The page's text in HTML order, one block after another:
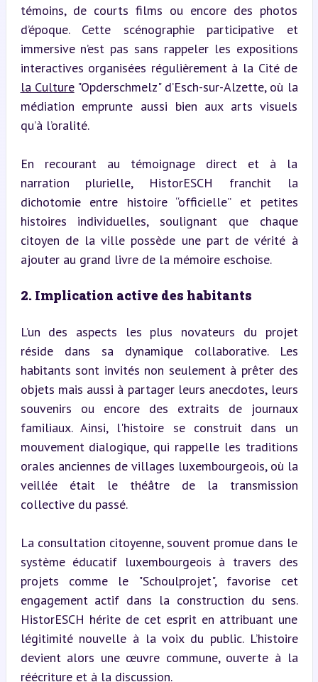
témoins, de courts films ou encore des photos
d’époque. Cette scénographie participative et
immersive n’est pas sans rappeler les expositions
la Culture "Opderschmelz" d’Esch-sur-Alzette, où la
médiation emprunte aussi bien aux arts visuels
qu’à l’oralité.
En recourant au témoignage direct et à la
narration plurielle, HistorESCH franchit la
dichotomie entre histoire “officielle” et petites
histoires individuelles, soulignant que chaque
citoyen de la ville possède une part de vérité à
ajouter au grand livre de la mémoire eschoise.
2. Implication active des habitants
L’un des aspects les plus novateurs du projet
réside dans sa dynamique collaborative. Les
habitants sont invités non seulement à prêter des
objets mais aussi à partager leurs anecdotes, leurs
souvenirs ou encore des extraits de journaux
familiaux. Ainsi, l'histoire se construit dans un
mouvement dialogique, qui rappelle les traditions
orales anciennes de villages luxembourgeois, où la
veillée était le théâtre de la transmission
collective du passé.
La consultation citoyenne, souvent promue dans le
système éducatif luxembourgeois à travers des
projets comme le "Schoulprojet", favorise cet
engagement actif dans la construction du sens.
HistorESCH hérite de cet esprit en attribuant une
légitimité nouvelle à la voix du public. L’histoire
devient alors une œuvre commune, ouverte à la
réécriture et à la discussion.